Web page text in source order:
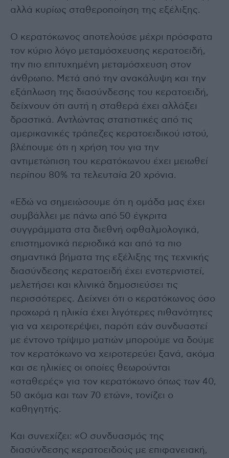
αλλά κυρίως σταθεροποίηση της εξέλιξης.
Ο κερατόκωνος αποτελούσε μέχρι πρόσφατα
τον κύριο λόγο μεταμόσχευσης κερατοειδή,
την πιο επιτυχημένη μεταμόσχευση στον
άνθρωπο. Μετά από την ανακάλυψη και την
εξάπλωση της διασύνδεσης του κερατοειδή,
δείχνουν ότι αυτή η σταθερά έχει αλλάξει
δραστικά. Αντλώντας στατιστικές από τις
αμερικανικές τράπεζες κερατοειδικού ιστού,
βλέπουμε ότι η χρήση του για την
αντιμετώπιση του κερατόκωνου έχει μειωθεί
περίπου 80% τα τελευταία 20 χρόνια.
«Εδώ να σημειώσουμε ότι η ομάδα μας έχει
συμβάλλει με πάνω από 50 έγκριτα
συγγράμματα στα διεθνή οφθαλμολογικά,
επιστημονικά περιοδικά και από τα πιο
σημαντικά βήματα της εξέλιξης της τεχνικής
διασύνδεσης κερατοειδή έχει ενστερνιστεί,
μελετήσει και κλινικά δημοσιεύσει τις
περισσότερες. Δείχνει ότι ο κερατόκωνος όσο
προχωρά η ηλικία έχει λιγότερες πιθανότητες
για να χειροτερέψει, παρότι εάν συνδυαστεί
με έντονο τρίψιμο ματιών μπορούμε να δούμε
τον κερατόκωνο να χειροτερεύει ξανά, ακόμα
και σε ηλικίες οι οποίες θεωρούνται
«σταθερές» για τον κερατόκωνο όπως των 40,
50 ακόμα και των 70 ετών», τονίζει ο
καθηγητής.
Και συνεχίζει: «Ο συνδυασμός της
διασύνδεσης κερατοειδούς με επιφανειακή,